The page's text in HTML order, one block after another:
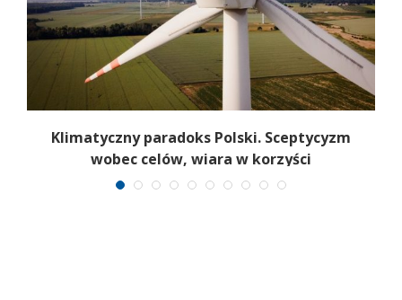
Klimatyczny paradoks Polski. Sceptycyzm
wobec celów, wiara w korzyści